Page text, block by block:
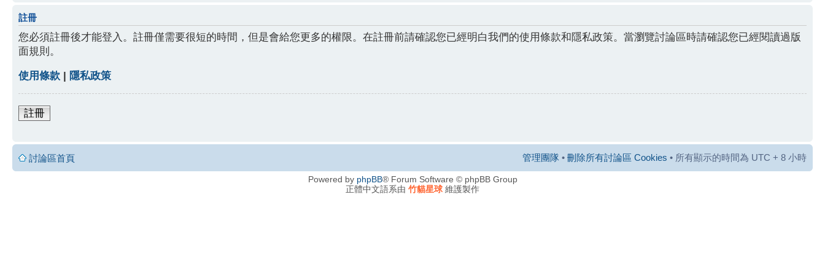
註冊
您必須註冊後才能登入。註冊僅需要很短的時間，但是會給您更多的權限。在註冊前請確認您已經明白我們的使用條款和隱私政策。當瀏覽討論區時請確認您已經閱讀過版
面規則。
使用條款 | 隱私政策
註冊
討論區首頁 管理團隊 • 刪除所有討論區 Cookies • 所有顯示的時間為 UTC + 8 小時
Powered by phpBB® Forum Software © phpBB Group
正體中文語系由 竹貓星球 維護製作